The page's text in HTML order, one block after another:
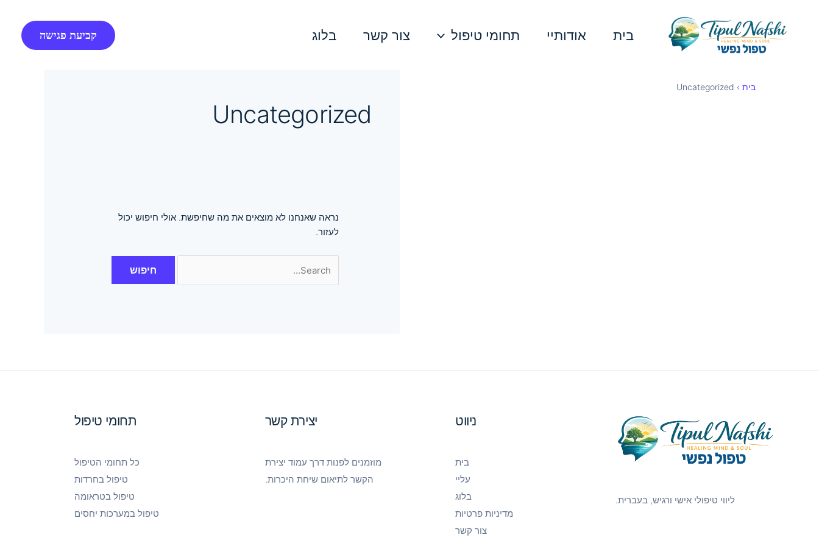
בית אודותיי תחומי טיפול צור קשר בלוג קביעת פגישה
בית ›
Uncategorized
Uncategorized
נראה שאנחנו לא מוצאים את מה שחיפשת. אולי חיפוש יכול
לעזור.
ליווי טיפולי אישי ורגיש, בעברית.
ניווט
בית
עליי
בלוג
מדיניות פרטיות
צור קשר
יצירת קשר
מוזמנים לפנות דרך עמוד יצירת
הקשר לתיאום שיחת היכרות.
תחומי טיפול
כל תחומי הטיפול
טיפול בחרדות
טיפול בטראומה
טיפול במערכות יחסים